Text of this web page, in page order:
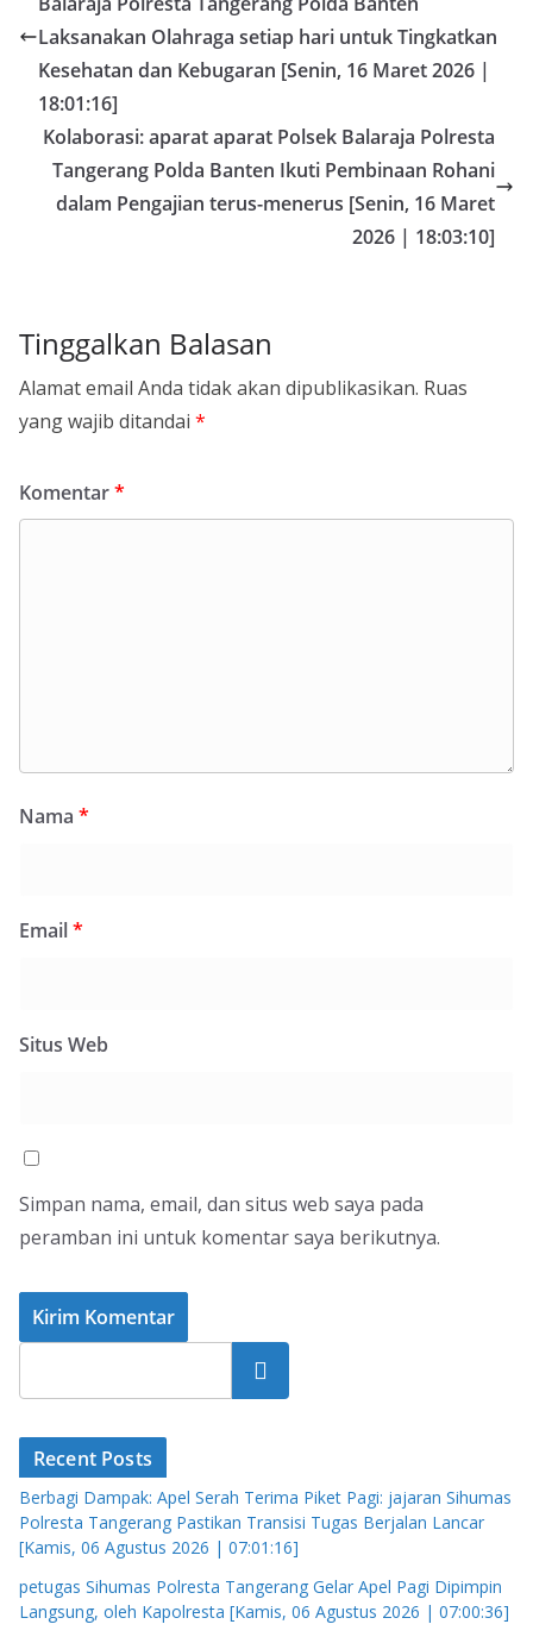
Laksanakan Olahraga setiap hari untuk Tingkatkan
Kesehatan dan Kebugaran [Senin, 16 Maret 2026 |
18:01:16]
Kolaborasi: aparat aparat Polsek Balaraja Polresta
Tangerang Polda Banten Ikuti Pembinaan Rohani
dalam Pengajian terus-menerus [Senin, 16 Maret
2026 | 18:03:10]
Tinggalkan Balasan
Alamat email Anda tidak akan dipublikasikan. Ruas
yang wajib ditandai *
Komentar*
Nama *
Email*
Situs Web
Simpan nama, email, dan situs web saya pada
peramban ini untuk komentar saya berikutnya.
Cari
Recent Posts
Berbagi Dampak: Apel Serah Terima Piket Pagi: jajaran Sihumas
Polresta Tangerang Pastikan Transisi Tugas Berjalan Lancar
[Kamis, 06 Agustus 2026 | 07:01:16]
petugas Sihumas Polresta Tangerang Gelar Apel Pagi Dipimpin
Langsung, oleh Kapolresta [Kamis, 06 Agustus 2026 | 07:00:36]